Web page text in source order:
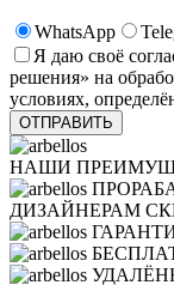
WhatsApp
Я даю своё
решения» на
условиях,
НАШИ
ДИЗАЙНЕРАМ